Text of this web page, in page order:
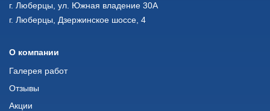
г. Люберцы, ул. Южная владение 30А
г. Люберцы, Дзержинское шоссе, 4
О компании
Галерея работ
Отзывы
Акции